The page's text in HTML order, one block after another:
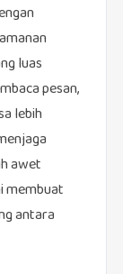
luas
pesan,
lebih
awet
membuat
antara